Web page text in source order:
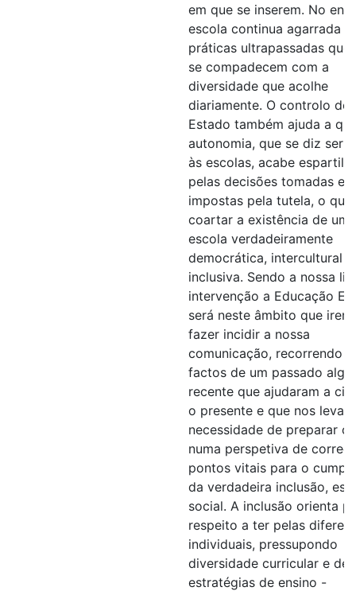
em que se inserem. No
escola continua agarrada a
práticas ultrapassadas que
se compadecem com a
diversidade que acolhe
diariamente. O controlo do
Estado também ajuda a
autonomia, que se diz ser
às escolas, acabe
pelas decisões tomadas e
impostas pela tutela, o que
coartar a existência de uma
escola verdadeiramente
democrática, intercultural e
inclusiva. Sendo a nossa
intervenção a Educação
será neste âmbito que
fazer incidir a nossa
comunicação, recorrendo a
factos de um passado algo
recente que ajudaram a
o presente e que nos
necessidade de preparar o
numa perspetiva de
pontos vitais para o
da verdadeira inclusão,
social. A inclusão orienta
respeito a ter pelas
individuais, pressupondo
diversidade curricular e de
estratégias de ensino -